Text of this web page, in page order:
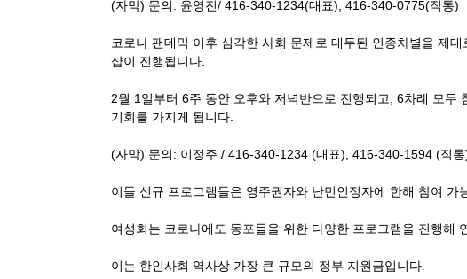
(자막) 문의: 윤영진/ 416-340-1234(대표), 416-340-0775(직통)
코로나 팬데믹 이후 심각한 사회 문제로 대두된 인종차별을 제
샵이 진행됩니다.
2월 1일부터 6주 동안 오후와 저녁반으로 진행되고, 6차례 모두
기회를 가지게 됩니다.
(자막) 문의: 이정주 / 416-340-1234 (대표), 416-340-1594 (직통
이들 신규 프로그램들은 영주권자와 난민인정자에 한해 참여 가
여성회는 코로나에도 동포들을 위한 다양한 프로그램을 진행해
이는 한인사회 역사상 가장 큰 규모의 정부 지원금입니다.